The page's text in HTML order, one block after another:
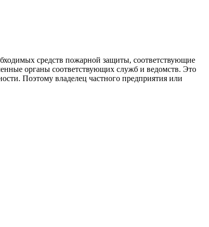
средств пожарной защиты, соответствующие
органы соответствующих служб и ведомств. Это
Поэтому владелец частного предприятия или